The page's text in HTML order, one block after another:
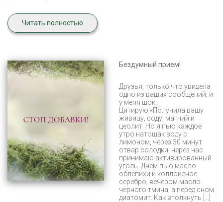
Читать полностью
Бездумный прием!
Друзья, только что увидела
одно из ваших сообщений, и
у меня шок.
Цитирую:«Получила вашу
живицу, соду, магний и
цеолит. Но я пью каждое
утро натощак воду с
лимоном, через 30 минут
отвар солодки, через час
принимаю активированный
уголь. Днём пью масло
облепихи и коллоидное
серебро, вечером масло
чёрного тмина, а перед сном
диатомит. Как втолкнуть […]